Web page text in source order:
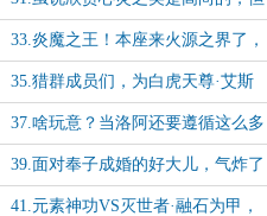
人偶尔也得庸俗一点
33.炎魔之王！本座来火源之界了，
赶紧上前让我把你的双马尾打掉
35.猎群成员们，为白虎天尊·艾斯
卡达尔的诞生献上礼炮吧
37.啥玩意？当洛阿还要遵循这么多
约束？那本座不成跪着要饭的了吗？
39.面对奉子成婚的好大儿，气炸了
的老鹿头又要进ICU了
41.元素神功VS灭世者·融石为甲，